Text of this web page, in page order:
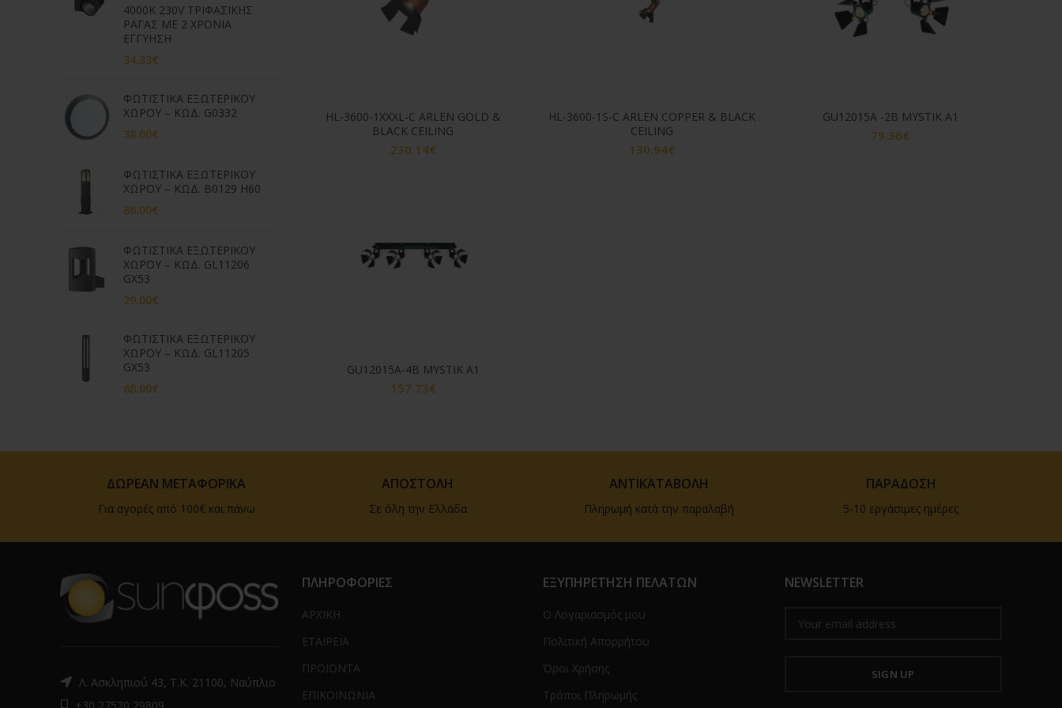
4000K 230V ΤΡΙΦΑΣΙΚΗΣ
ΡΑΓΑΣ ΜΕ 2 ΧΡΟΝΙΑ
ΕΓΓΥΗΣΗ
34.33€
ΦΩΤΙΣΤΙΚΑ ΕΞΩΤΕΡΙΚΟΥ
ΧΩΡΟΥ – ΚΩΔ. G0332
38.00€
ΦΩΤΙΣΤΙΚΑ ΕΞΩΤΕΡΙΚΟΥ
ΧΩΡΟΥ – ΚΩΔ. B0129 H60
86.00€
ΦΩΤΙΣΤΙΚΑ ΕΞΩΤΕΡΙΚΟΥ
ΧΩΡΟΥ – ΚΩΔ. GL11206
GX53
29.00€
ΦΩΤΙΣΤΙΚΑ ΕΞΩΤΕΡΙΚΟΥ
ΧΩΡΟΥ – ΚΩΔ. GL11205
GX53
68.00€
HL-3600-1XXXL-C ARLEN GOLD &
BLACK CEILING
230.14€
HL-3600-1S-C ARLEN COPPER & BLACK
CEILING
130.94€
GU12015A -2B MYSTIK A1
79.36€
GU12015A-4B MYSTIK A1
157.73€
ΔΩΡΕΑΝ ΜΕΤΑΦΟΡΙΚΑ
Για αγορές από 100€ και πάνω
ΑΠΟΣΤΟΛΗ
Σε όλη την Ελλάδα
ΑΝΤΙΚΑΤΑΒΟΛΗ
Πληρωμή κατά την παραλαβή
ΠΑΡΑΔΟΣΗ
5-10 εργάσιμες ημέρες
Λ. Ασκληπιού 43, Τ.Κ. 21100, Ναύπλιο
ΠΛΗΡΟΦΟΡΙΕΣ
ΑΡΧΙΚΗ
ΕΤΑΙΡΕΙΑ
ΠΡΟΪΟΝΤΑ
ΕΠΙΚΟΙΝΩΝΙΑ
ΕΞΥΠΗΡΕΤΗΣΗ ΠΕΛΑΤΩΝ
Ο Λογαριασμός μου
Πολιτική Απορρήτου
Όροι Χρήσης
Τρόποι Πληρωμής
NEWSLETTER